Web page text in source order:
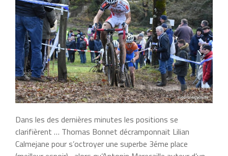
Dans les des dernières minutes les positions se
clarifièrent … Thomas Bonnet décramponnait Lilian
Calmejane pour s’octroyer une superbe 3éme place